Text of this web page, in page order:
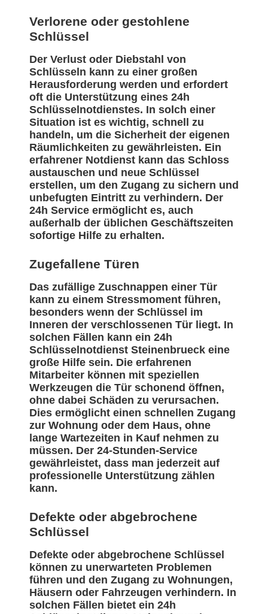
Verlorene oder gestohlene
Schlüssel
Der Verlust oder Diebstahl von
Schlüsseln kann zu einer großen
Herausforderung werden und erfordert
oft die Unterstützung eines 24h
Schlüsselnotdienstes. In solch einer
Situation ist es wichtig, schnell zu
handeln, um die Sicherheit der eigenen
Räumlichkeiten zu gewährleisten. Ein
erfahrener Notdienst kann das Schloss
austauschen und neue Schlüssel
erstellen, um den Zugang zu sichern und
unbefugten Eintritt zu verhindern. Der
24h Service ermöglicht es, auch
außerhalb der üblichen Geschäftszeiten
sofortige Hilfe zu erhalten.
Zugefallene Türen
Das zufällige Zuschnappen einer Tür
kann zu einem Stressmoment führen,
besonders wenn der Schlüssel im
Inneren der verschlossenen Tür liegt. In
solchen Fällen kann ein 24h
Schlüsselnotdienst Steinenbrueck eine
große Hilfe sein. Die erfahrenen
Mitarbeiter können mit speziellen
Werkzeugen die Tür schonend öffnen,
ohne dabei Schäden zu verursachen.
Dies ermöglicht einen schnellen Zugang
zur Wohnung oder dem Haus, ohne
lange Wartezeiten in Kauf nehmen zu
müssen. Der 24-Stunden-Service
gewährleistet, dass man jederzeit auf
professionelle Unterstützung zählen
kann.
Defekte oder abgebrochene
Schlüssel
Defekte oder abgebrochene Schlüssel
können zu unerwarteten Problemen
führen und den Zugang zu Wohnungen,
Häusern oder Fahrzeugen verhindern. In
solchen Fällen bietet ein 24h